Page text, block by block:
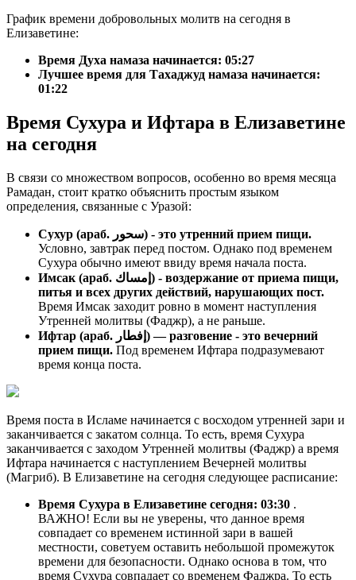
График времени добровольных молитв на сегодня в
Елизаветине:
Время Духа намаза начинается: 05:27
Лучшее время для Тахаджуд намаза начинается:
01:22
Время Сухура и Ифтара в Елизаветине
на сегодня
В связи со множеством вопросов, особенно во время месяца
Рамадан, стоит кратко объяснить простым языком
определения, связанные с Уразой:
Сухур (араб. سحور) - это утренний прием пищи.
Условно, завтрак перед постом. Однако под временем
Сухура обычно имеют ввиду время начала поста.
Имсак (араб. إمساك) - воздержание от приема пищи,
питья и всех других действий, нарушающих пост.
Время Имсак заходит ровно в момент наступления
Утренней молитвы (Фаджр), а не раньше.
Ифтар (араб. إفطار) — разговение - это вечерний
прием пищи. Под временем Ифтара подразумевают
время конца поста.
Время поста в Исламе начинается с восходом утренней зари и
заканчивается с закатом солнца. То есть, время Сухура
заканчивается с заходом Утренней молитвы (Фаджр) а время
Ифтара начинается с наступлением Вечерней молитвы
(Магриб). В Елизаветине на сегодня следующее расписание:
Время Сухура в Елизаветине сегодня: 03:30 .
ВАЖНО! Если вы не уверены, что данное время
совпадает со временем истинной зари в вашей
местности, советуем оставить небольшой промежуток
времени для безопасности. Однако основа в том, что
время Сухура совпадает со временем Фаджра. То есть